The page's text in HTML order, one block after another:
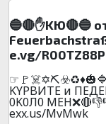
🔵🔴✋KЮ🔴🔵
e.vg/
KYPBИTE и
0K0Л0
exx.us/MvMwk